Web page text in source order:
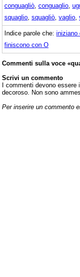
conguagliò conguaglio
squaglio squagliò vaglio
Indice parole che: iniziano
finiscono con O
Commenti sulla voce
Scrivi un commento
I commenti devono essere
decoroso. Non sono
Per inserire un commento